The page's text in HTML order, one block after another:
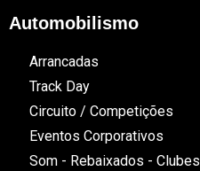
Automobilismo
Arrancadas
Track Day
Circuito / Competições
Eventos Corporativos
Som - Rebaixados - Clubes